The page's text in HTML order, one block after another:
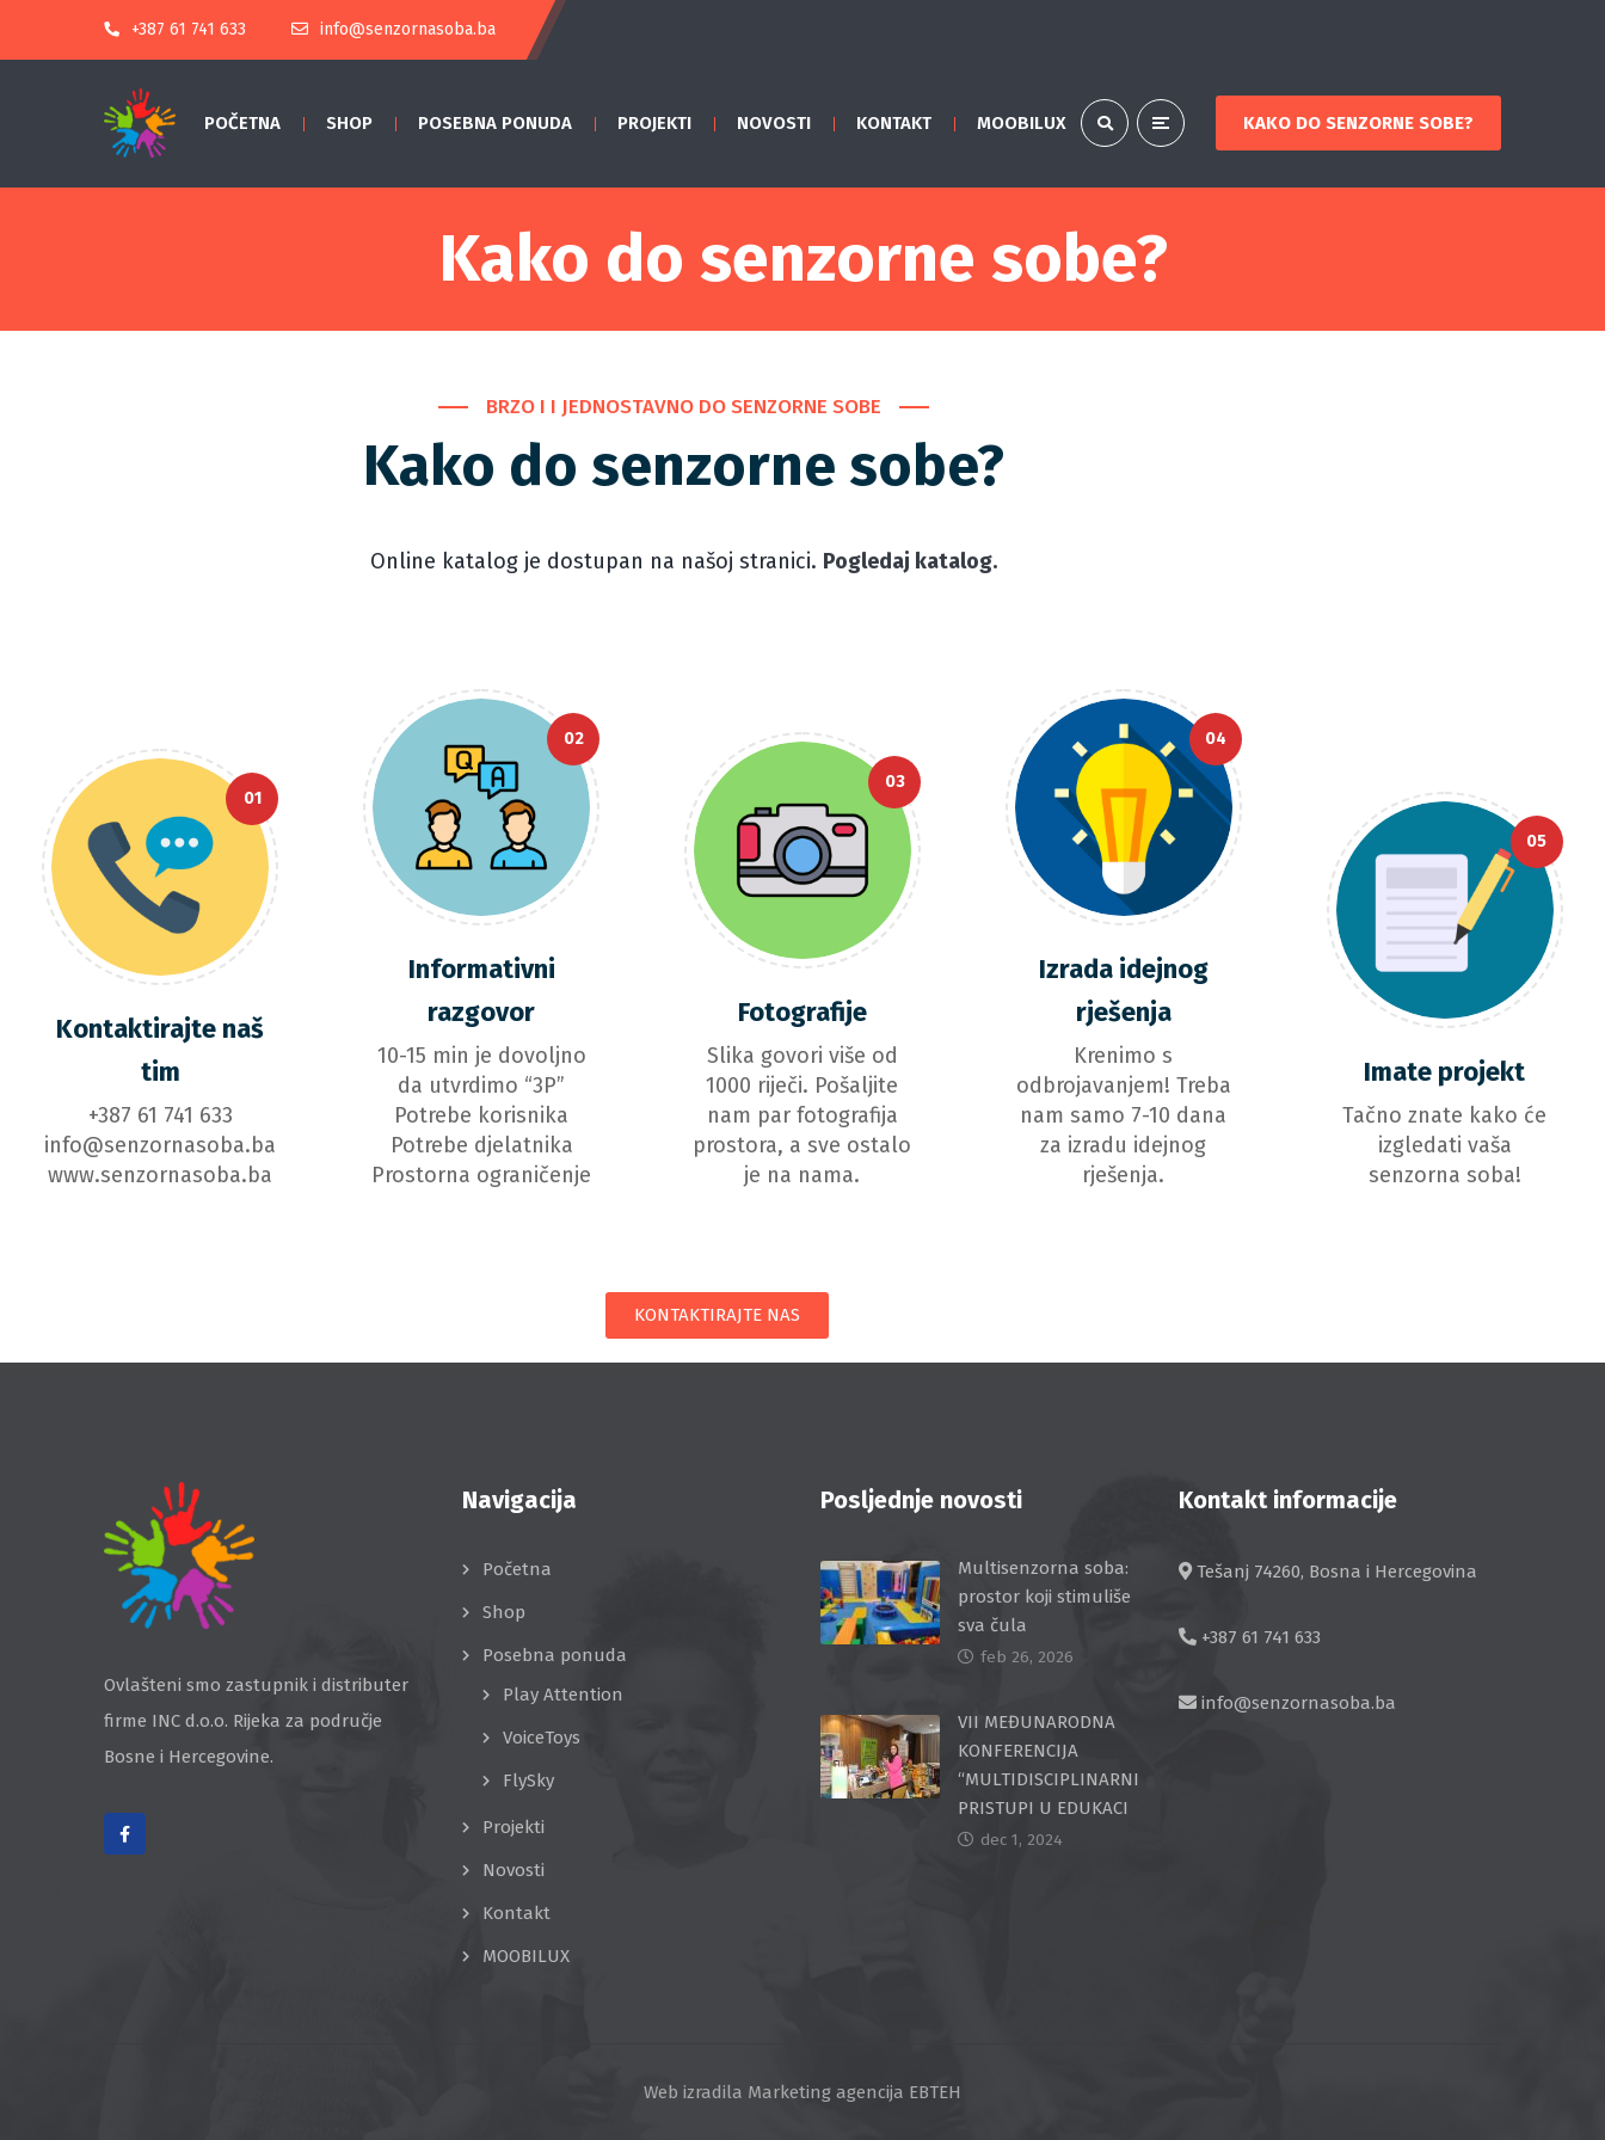
+387 61 741 633 info@senzornasoba.ba
KAKO DO SENZORNE SOBE?
POČETNA SHOP POSEBNA PONUDA PROJEKTI NOVOSTI KONTAKT MOOBILUX
Kako do senzorne sobe?
BRZO I I JEDNOSTAVNO DO SENZORNE SOBE
Kako do senzorne sobe?
Online katalog je dostupan na našoj stranici. Pogledaj katalog.
01
Kontaktirajte naš
tim
+387 61 741 633
info@senzornasoba.ba
www.senzornasoba.ba
02
Informativni
razgovor
10-15 min je dovoljno
da utvrdimo “3P”
Potrebe korisnika
Potrebe djelatnika
Prostorna ograničenje
03
Fotografije
Slika govori više od
1000 riječi. Pošaljite
nam par fotografija
prostora, a sve ostalo
je na nama.
04
Izrada idejnog
rješenja
Krenimo s
odbrojavanjem! Treba
nam samo 7-10 dana
za izradu idejnog
rješenja.
05
Imate projekt
Tačno znate kako će
izgledati vaša
senzorna soba!
KONTAKTIRAJTE NAS
Ovlašteni smo zastupnik i distributer
firme INC d.o.o. Rijeka za područje
Bosne i Hercegovine.
Navigacija
Početna
Shop
Posebna ponuda
Play Attention
VoiceToys
FlySky
Projekti
Novosti
Kontakt
MOOBILUX
Posljednje novosti
Multisenzorna soba:
prostor koji stimuliše
sva čula
feb 26, 2026
VII MEĐUNARODNA
KONFERENCIJA
“MULTIDISCIPLINARNI
PRISTUPI U EDUKACI
dec 1, 2024
Kontakt informacije
Tešanj 74260, Bosna i Hercegovina
+387 61 741 633
info@senzornasoba.ba
Web izradila Marketing agencija EBTEH